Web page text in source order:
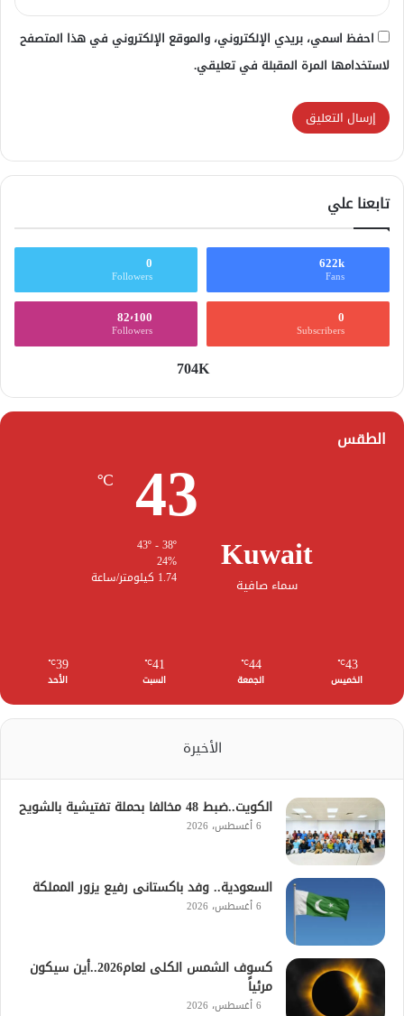
احفظ اسمي، بريدي الإلكتروني، والموقع الإلكتروني في هذا المتصفح
لاستخدامها المرة المقبلة في تعليقي.
تابعنا علي
622k
Fans
0
Followers
0
Subscribers
82٬100
Followers
704K
الطقس
Kuwait
سماء صافية
43
℃
24%
1.74 كيلومتر/ساعة
43
℃
الخميس
44
℃
الجمعة
41
℃
السبت
39
℃
الأحد
الأخيرة
الكويت..ضبط 48 مخالفا بحملة تفتيشية بالشويح
6 أغسطس، 2026
السعودية.. وفد باكستانى رفيع يزور المملكة
6 أغسطس، 2026
كسوف الشمس الكلى لعام2026..أين سيكون
مرئياً
6 أغسطس، 2026